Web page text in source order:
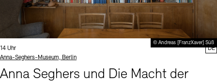
© Andreas [FranzXaver] Süß
Uhrzeit:
14 Uhr
Standort
Anna-Seghers-Museum, Berlin
Anna Seghers und Die Macht der
DE